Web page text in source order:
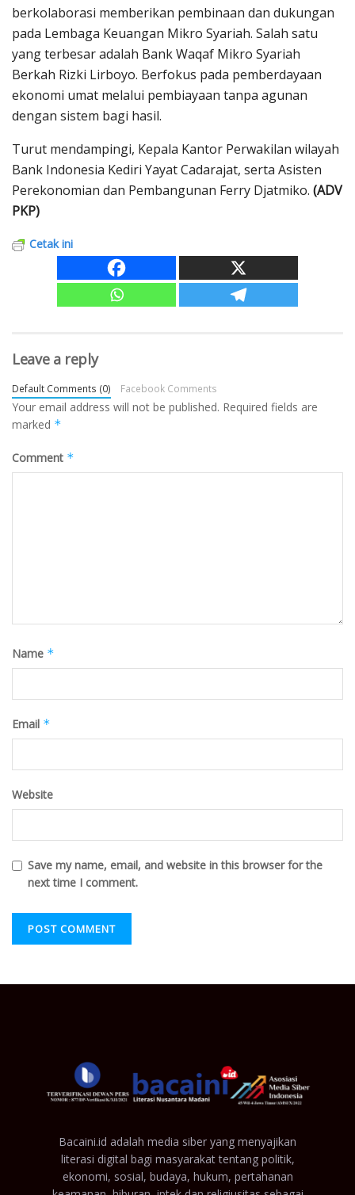
berkolaborasi memberikan pembinaan dan dukungan
pada Lembaga Keuangan Mikro Syariah. Salah satu
yang terbesar adalah Bank Waqaf Mikro Syariah
Berkah Rizki Lirboyo. Berfokus pada pemberdayaan
ekonomi umat melalui pembiayaan tanpa agunan
dengan sistem bagi hasil.
Turut mendampingi, Kepala Kantor Perwakilan wilayah
Bank Indonesia Kediri Yayat Cadarajat, serta Asisten
Perekonomian dan Pembangunan Ferry Djatmiko. (ADV
PKP)
Cetak ini
Leave a reply
Default Comments (0) Facebook Comments
Your email address will not be published. Required fields are
marked *
Comment *
Name *
Email *
Website
Save my name, email, and website in this browser for the
next time I comment.
Bacaini.id adalah media siber yang menyajikan
literasi digital bagi masyarakat tentang politik,
ekonomi, sosial, budaya, hukum, pertahanan